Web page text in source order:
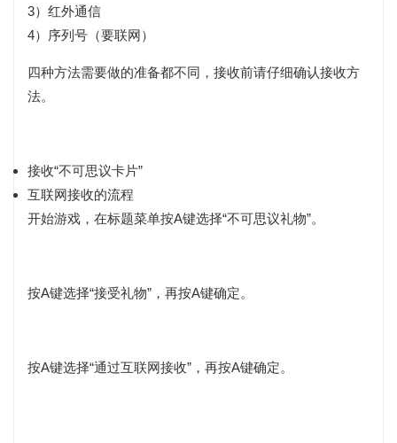
3）红外通信
4）序列号（要联网）
四种方法需要做的准备都不同，接收前请仔细确认接收方
法。
接收“不可思议卡片”
互联网接收的流程
开始游戏，在标题菜单按A键选择“不可思议礼物”。
按A键选择“接受礼物”，再按A键确定。
按A键选择“通过互联网接收”，再按A键确定。